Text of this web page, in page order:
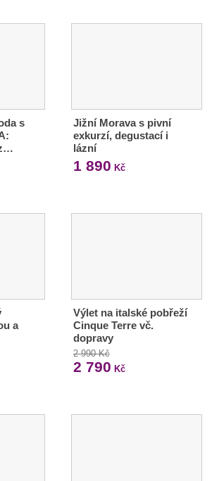
s
Jižní Morava s pivní
exkurzí, degustací i
lázní
1 890 Kč
a
Výlet na italské pobřeží
Cinque Terre vč.
dopravy
2 990 Kč
2 790 Kč